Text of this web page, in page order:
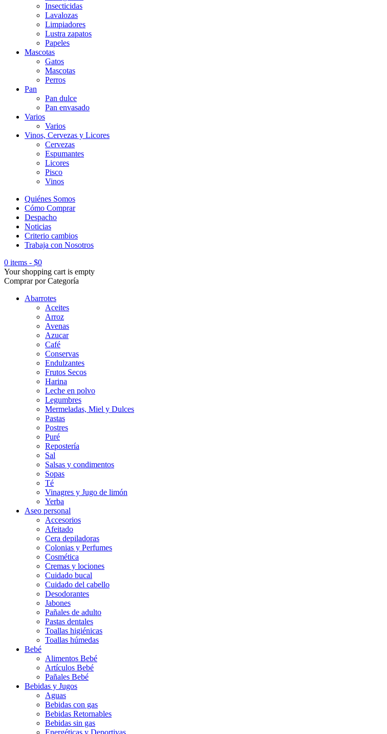
Insecticidas
Lavalozas
Limpiadores
Lustra zapatos
Papeles
Mascotas
Gatos
Mascotas
Perros
Pan
Pan dulce
Pan envasado
Varios
Varios
Vinos, Cervezas y Licores
Cervezas
Espumantes
Licores
Pisco
Vinos
Quiénes Somos
Cómo Comprar
Despacho
Noticias
Criterio cambios
Trabaja con Nosotros
0 items - $0
Your shopping cart is empty
Comprar por Categoría
Abarrotes
Aceites
Arroz
Avenas
Azucar
Café
Conservas
Endulzantes
Frutos Secos
Harina
Leche en polvo
Legumbres
Mermeladas, Miel y Dulces
Pastas
Postres
Puré
Repostería
Sal
Salsas y condimentos
Sopas
Té
Vinagres y Jugo de limón
Yerba
Aseo personal
Accesorios
Afeitado
Cera depiladoras
Colonias y Perfumes
Cosmética
Cremas y lociones
Cuidado bucal
Cuidado del cabello
Desodorantes
Jabones
Pañales de adulto
Pastas dentales
Toallas higiénicas
Toallas húmedas
Bebé
Alimentos Bebé
Artículos Bebé
Pañales Bebé
Bebidas y Jugos
Aguas
Bebidas con gas
Bebidas Retornables
Bebidas sin gas
Energéticas y Deportivas